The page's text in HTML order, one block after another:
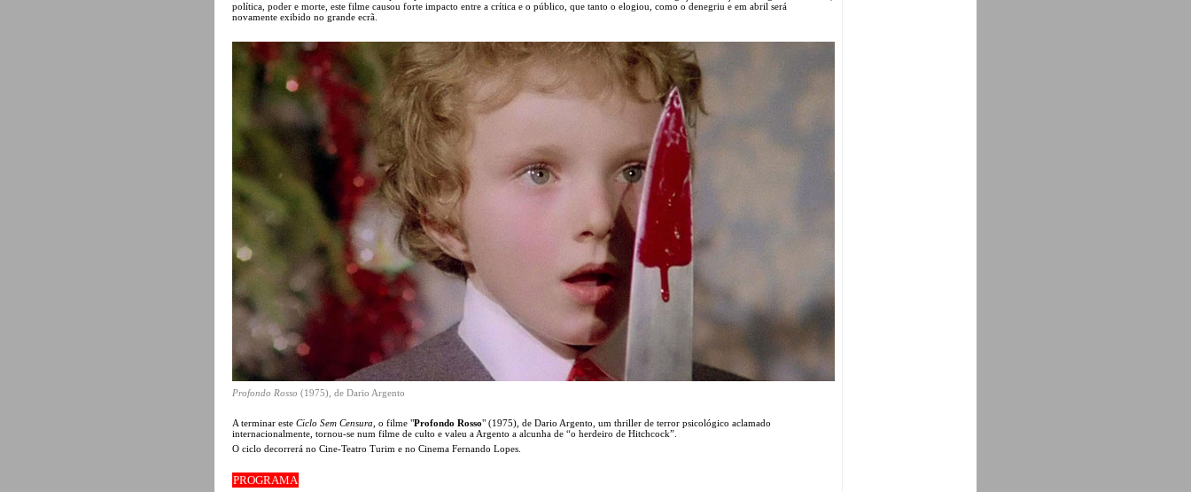
política, poder e morte, este filme causou forte impacto entre a crítica e o público, que tanto o elogiou, como o denegriu e em abril será
novamente exibido no grande ecrã.
Profondo Rosso (1975), de Dario Argento
A terminar este Ciclo Sem Censura , o filme "Profondo Rosso" (1975), de Dario Argento, um thriller de terror psicológico aclamado
internacionalmente, tornou-se num filme de culto e valeu a Argento a alcunha de “o herdeiro de Hitchcock”.
O ciclo decorrerá no Cine-Teatro Turim e no Cinema Fernando Lopes.
PROGRAMA